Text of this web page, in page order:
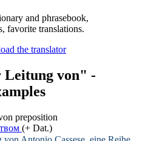
and phrasebook,
favorite translations.
von" -
preposition
(+ Dat.)